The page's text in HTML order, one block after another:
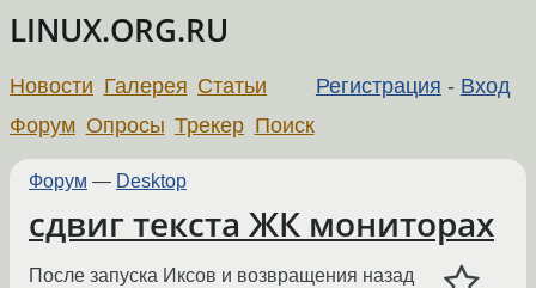
LINUX.ORG.RU
Регистрация - Вход
Новости Галерея Статьи
Форум Опросы Трекер Поиск
Форум — Desktop
сдвиг текста ЖК мониторах
После запуска Иксов и возвращения назад